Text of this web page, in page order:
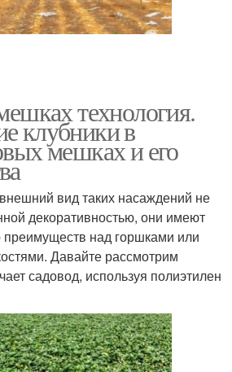
технология.
клубники в
мешках и его
вид таких насаждений не
декоративностью, они имеют
преимуществ над горшками или
Давайте рассмотрим
садовод, используя полиэтилен